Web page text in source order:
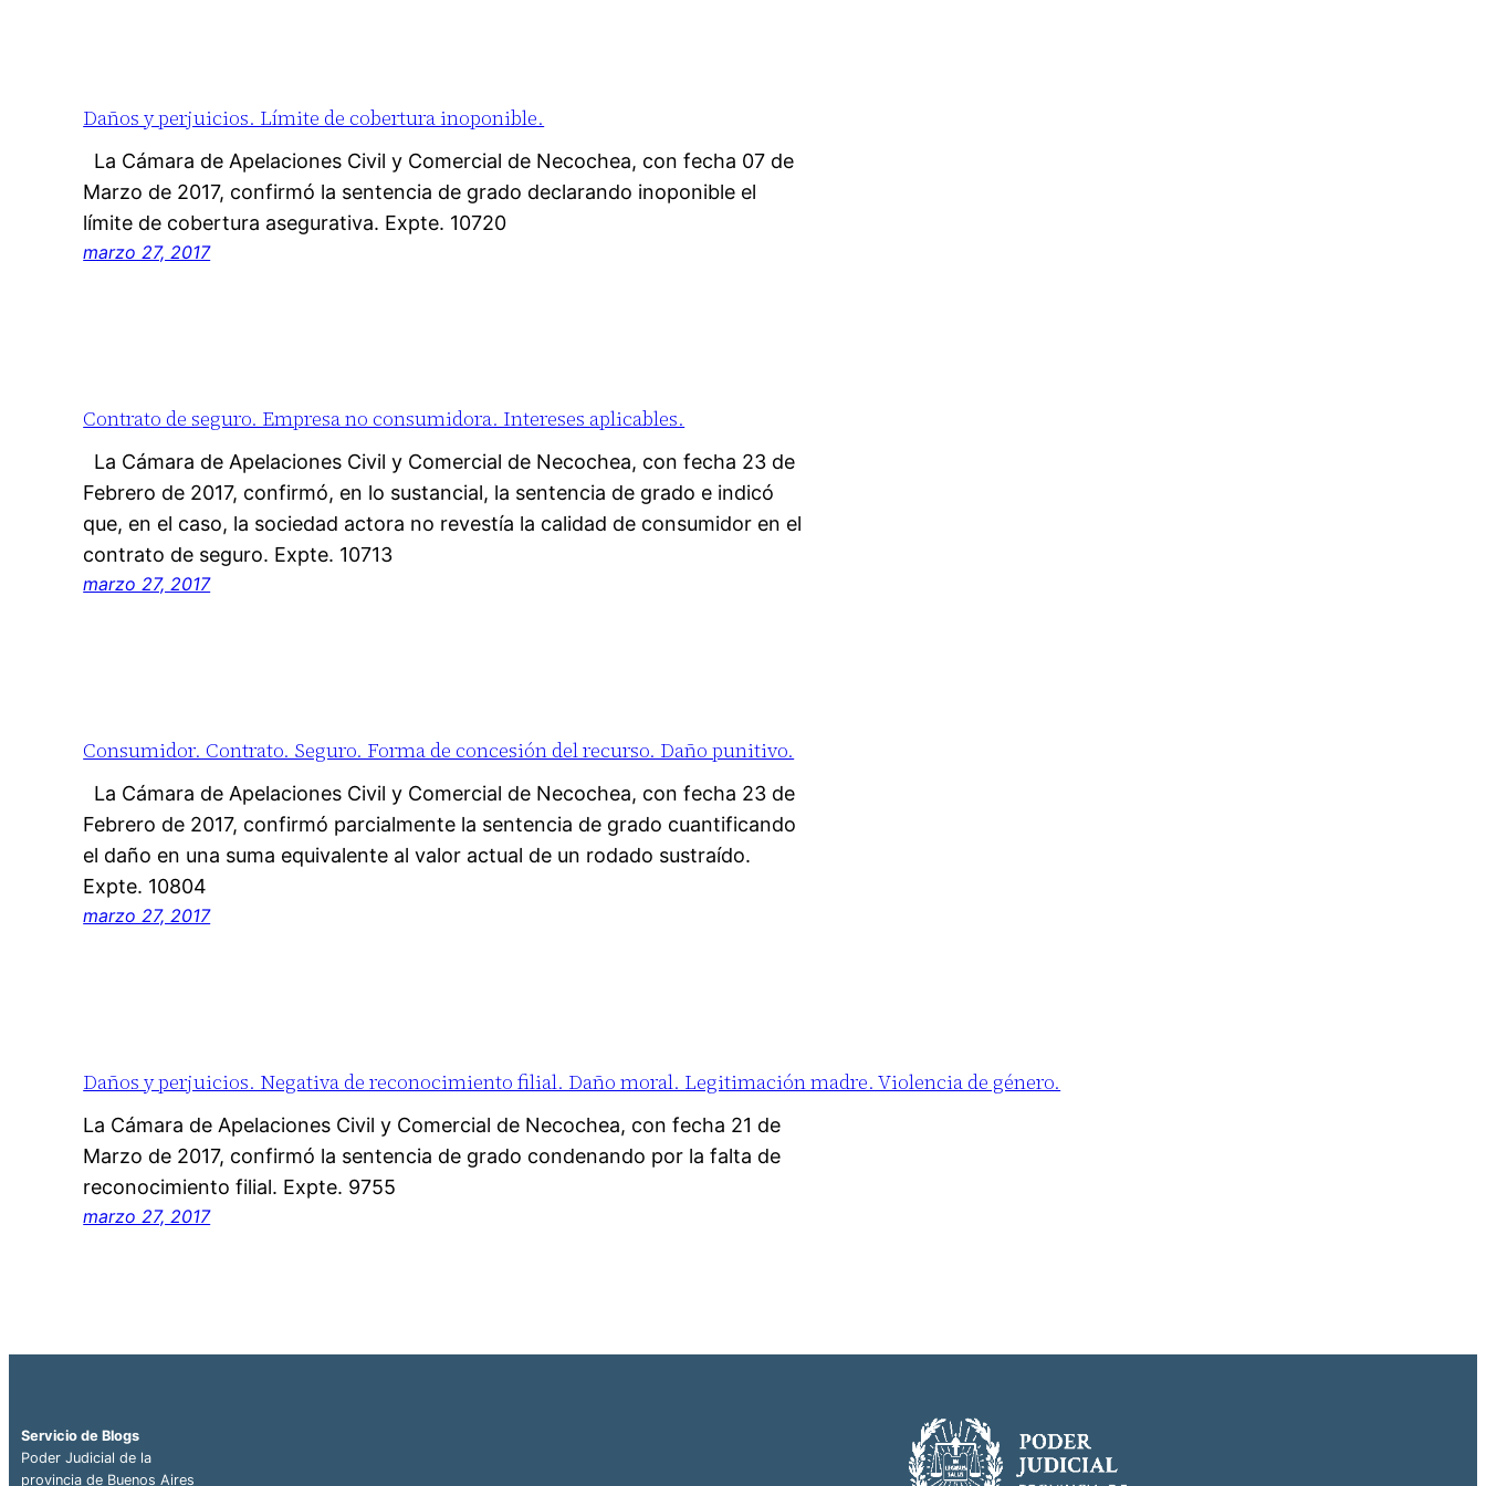
Daños y perjuicios. Límite de cobertura inoponible.
La Cámara de Apelaciones Civil y Comercial de Necochea, con fecha 07 de
Marzo de 2017, confirmó la sentencia de grado declarando inoponible el
límite de cobertura asegurativa. Expte. 10720
marzo 27, 2017
Contrato de seguro. Empresa no consumidora. Intereses aplicables.
La Cámara de Apelaciones Civil y Comercial de Necochea, con fecha 23 de
Febrero de 2017, confirmó, en lo sustancial, la sentencia de grado e indicó
que, en el caso, la sociedad actora no revestía la calidad de consumidor en el
contrato de seguro. Expte. 10713
marzo 27, 2017
Consumidor. Contrato. Seguro. Forma de concesión del recurso. Daño punitivo.
La Cámara de Apelaciones Civil y Comercial de Necochea, con fecha 23 de
Febrero de 2017, confirmó parcialmente la sentencia de grado cuantificando
el daño en una suma equivalente al valor actual de un rodado sustraído.
Expte. 10804
marzo 27, 2017
Daños y perjuicios. Negativa de reconocimiento filial. Daño moral. Legitimación madre. Violencia de género.
La Cámara de Apelaciones Civil y Comercial de Necochea, con fecha 21 de
Marzo de 2017, confirmó la sentencia de grado condenando por la falta de
reconocimiento filial. Expte. 9755
marzo 27, 2017
Servicio de Blogs
Poder Judicial de la
provincia de Buenos Aires